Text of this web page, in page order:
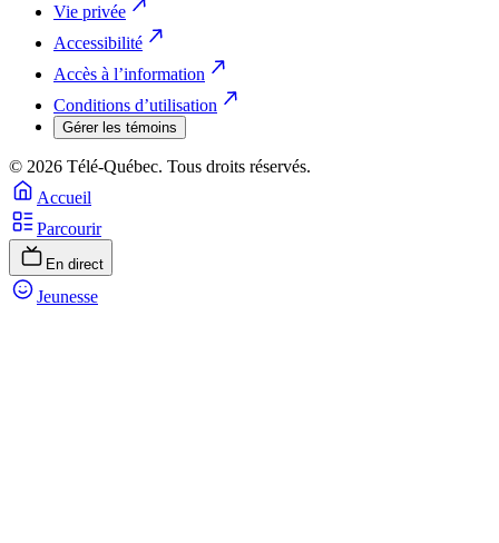
Vie privée
Accessibilité
Accès à l’information
Conditions d’utilisation
Gérer les témoins
© 2026 Télé-Québec. Tous droits réservés.
Accueil
Parcourir
En direct
Jeunesse